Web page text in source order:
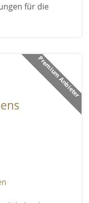
für die
Premium Anbieter